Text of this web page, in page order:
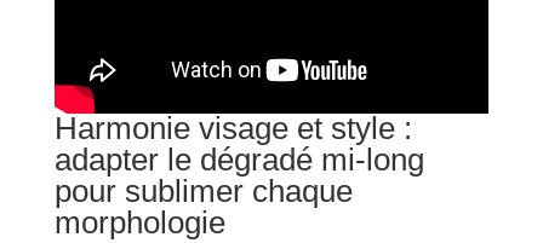
Harmonie visage et style :
adapter le dégradé mi-long
pour sublimer chaque
morphologie